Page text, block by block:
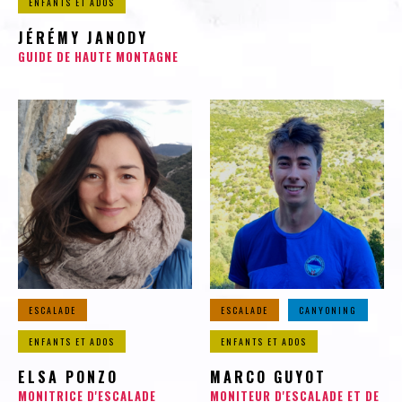
JÉRÉMY JANODY
GUIDE DE HAUTE MONTAGNE
ESCALADE
ENFANTS ET ADOS
ELSA PONZO
MONITRICE D'ESCALADE
ESCALADE CANYONING
ENFANTS ET ADOS
MARCO GUYOT
MONITEUR D'ESCALADE ET DE